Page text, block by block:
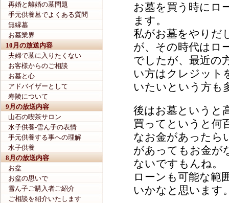
再婚と離婚の墓問題
手元供養墓でよくある質問
無縁墓
お墓業界
10月の放送内容
夫婦で墓に入りたくない
お客様からのご相談
お墓と心
アドバイザーとして
寿陵について
9月の放送内容
山石の喫茶サロン
水子供養-雪ん子の表情
手元供養する事への理解
水子供養
8月の放送内容
お盆
お盆の思いで
雪ん子ご購入者ご紹介
ご相談を紹介いたします
お墓を買う時にロ
ます。
私がお墓をやりだ
が、その時代はロ
でしたが、最近の
い方はクレジット
いたいという方も
後はお墓というと
買ってというと何
なお金があったら
があってもお金が
ないですもんね。
ローンも可能な範
いかなと思います